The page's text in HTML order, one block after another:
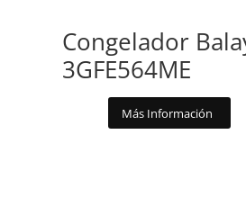
Congelador
3GFE564ME
Más Información